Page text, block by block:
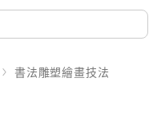
書法雕塑繪畫技法